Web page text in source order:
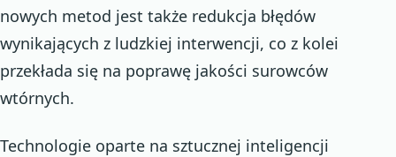
nowych metod jest także redukcja błędów
wynikających z ludzkiej interwencji, co z kolei
przekłada się na poprawę jakości surowców
wtórnych.
Technologie oparte na sztucznej inteligencji